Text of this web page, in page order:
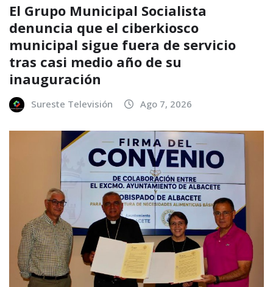
El Grupo Municipal Socialista
denuncia que el ciberkiosco
municipal sigue fuera de servicio
tras casi medio año de su
inauguración
Sureste Televisión Ago 7, 2026